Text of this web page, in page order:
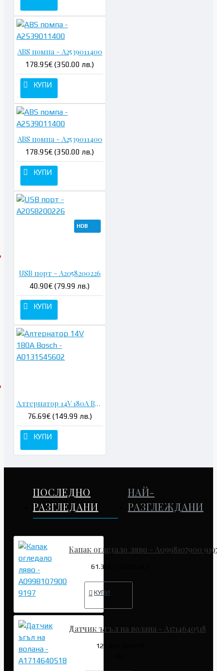
ABS помпа - A2539011400
178.95€ (350.00 лв.)
КУПИ
ABS помпа - A2539011400
178.95€ (350.00 лв.)
КУПИ
НОВ
USB порт - A2058200226
40.90€ (79.99 лв.)
КУПИ
Алтернатор 14V 180A Bosch - A0131545602
76.69€ (149.99 лв.)
КУПИ
ПОСЛЕДНО
РАЗГЛЕДАНИ
НАЙ-
РАЗГЛЕЖДАНИ
Капак огледало ляво - A0998107900
61.36€ (120.01 лв.)
КУПИ
Датчик ъгъл на волана - A1714640518
127.82€ (249.99